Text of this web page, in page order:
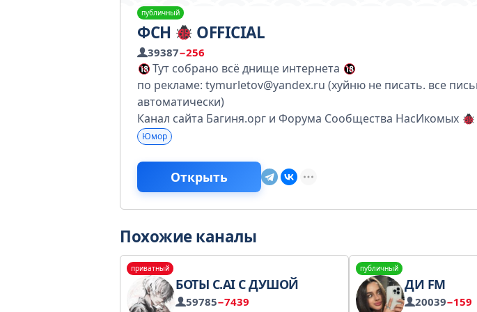
публичный
ФСН OFFICIAL
39387−256
Тут собрано всё днище интернета
по рекламе: tymurletov@yandex.ru (хуйню не писать. все
автоматически)
Канал сайта Багиня.орг и Форума Сообщества НасИкомых
Юмор
Открыть
Похожие каналы
приватный
БОТЫ C.AI С ДУШОЙ
59785−7439
публичный
ДИ FM
20039−159